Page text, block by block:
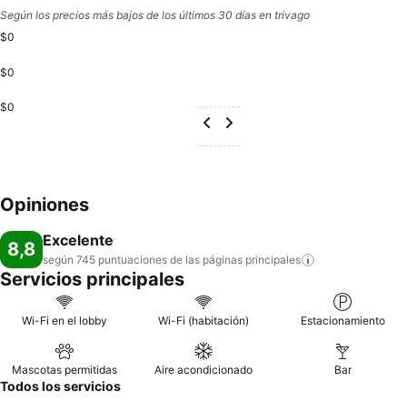
Según los precios más bajos de los últimos 30 días en trivago
$0
$0
$0
Opiniones
8,8 Excelente
según 745 puntuaciones de las páginas principales
Servicios principales
Wi-Fi en el lobby Wi-Fi (habitación) Estacionamiento
Mascotas permitidas Aire acondicionado Bar
Todos los servicios